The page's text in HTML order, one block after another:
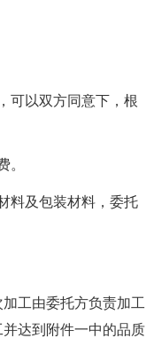
可以双方同意下，根
。
料及包装材料，委托
工由委托方负责加工
达到附件一中的品质